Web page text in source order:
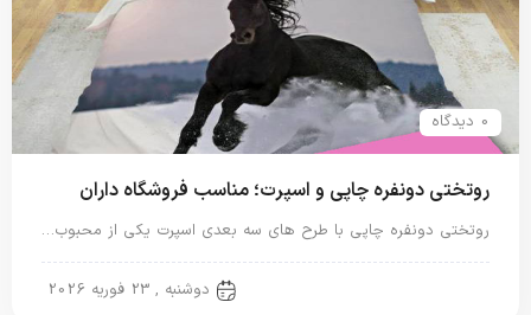
0 دیدگاه
روتختی دونفره چاپی و اسپرت؛ مناسب فروشگاه داران
روتختی دونفره چاپی با طرح های سه بعدی اسپرت یکی از محبوب…
دوشنبه , 23 فوریه 2026